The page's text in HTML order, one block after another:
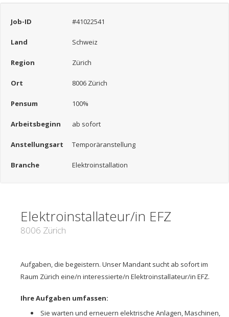
Job-ID #41022541
Land Schweiz
Region Zürich
Ort 8006 Zürich
Pensum 100%
Arbeitsbeginn ab sofort
Anstellungsart Temporäranstellung
Branche Elektroinstallation
Elektroinstallateur/in EFZ
8006 Zürich
Aufgaben, die begeistern. Unser Mandant sucht ab sofort im
Raum Zürich eine/n interessierte/n Elektroinstallateur/in EFZ.
Ihre Aufgaben umfassen:
Sie warten und erneuern elektrische Anlagen, Maschinen,